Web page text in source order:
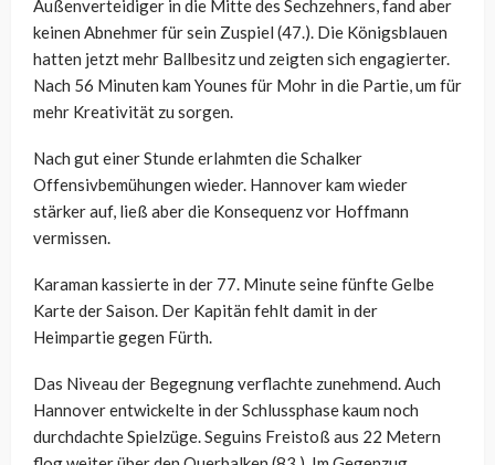
Außenverteidiger in die Mitte des Sechzehners, fand aber
keinen Abnehmer für sein Zuspiel (47.). Die Königsblauen
hatten jetzt mehr Ballbesitz und zeigten sich engagierter.
Nach 56 Minuten kam Younes für Mohr in die Partie, um für
mehr Kreativität zu sorgen.
Nach gut einer Stunde erlahmten die Schalker
Offensivbemühungen wieder. Hannover kam wieder
stärker auf, ließ aber die Konsequenz vor Hoffmann
vermissen.
Karaman kassierte in der 77. Minute seine fünfte Gelbe
Karte der Saison. Der Kapitän fehlt damit in der
Heimpartie gegen Fürth.
Das Niveau der Begegnung verflachte zunehmend. Auch
Hannover entwickelte in der Schlussphase kaum noch
durchdachte Spielzüge. Seguins Freistoß aus 22 Metern